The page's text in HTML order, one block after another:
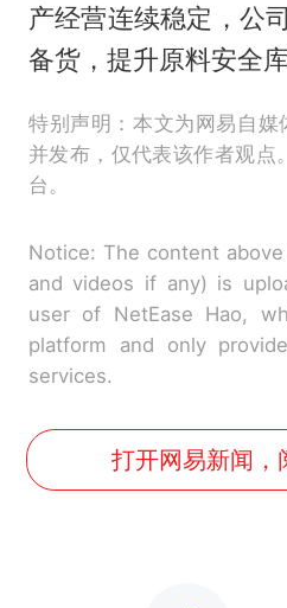
产经营连续稳定，公
备货，提升原料安全库
特别声明：本文为网易自媒
并发布，仅代表该作者观点
台。
Notice: The content
and videos if any) is
user of NetEase Hao,
platform and only
services.
打开网易新闻，